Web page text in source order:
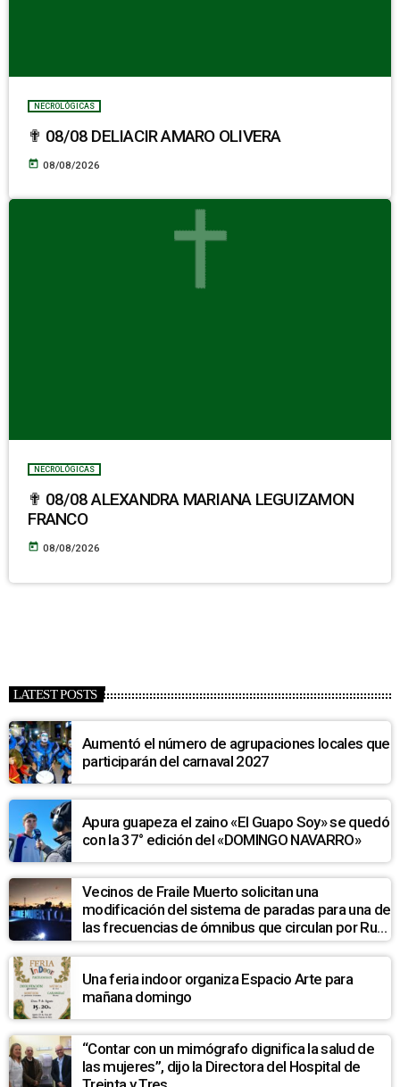
NECROLÓGICAS
✟ 08/08 DELIACIR AMARO OLIVERA
today 08/08/2026
NECROLÓGICAS
✟ 08/08 ALEXANDRA MARIANA LEGUIZAMON
FRANCO
today 08/08/2026
LATEST POSTS
Aumentó el número de agrupaciones locales que
participarán del carnaval 2027
Apura guapeza el zaino «El Guapo Soy» se quedó
con la 37° edición del «DOMINGO NAVARRO»
Vecinos de Fraile Muerto solicitan una
modificación del sistema de paradas para una de
las frecuencias de ómnibus que circulan por Ruta
7
Una feria indoor organiza Espacio Arte para
mañana domingo
“Contar con un mimógrafo dignifica la salud de
las mujeres”, dijo la Directora del Hospital de